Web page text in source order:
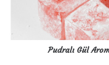
Pudralı Gül